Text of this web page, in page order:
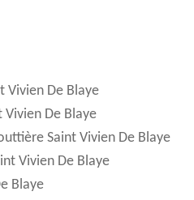
Vivien De Blaye
De Blaye
Saint Vivien De Blaye
Vivien De Blaye
Blaye